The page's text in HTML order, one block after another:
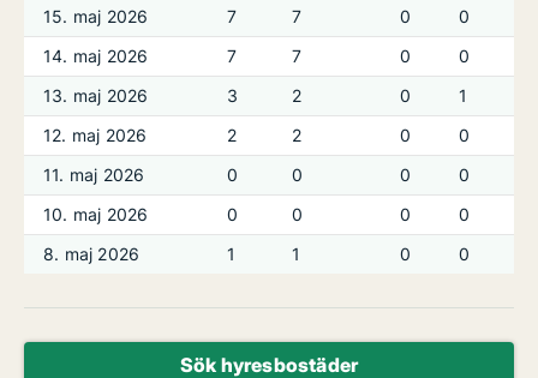
15. maj 2026
7 7 0
0
14. maj 2026
7 7 0
0
13. maj 2026
3 2 0
1
12. maj 2026
2 2 0
0
11. maj 2026
0 0 0
0
10. maj 2026
0 0 0
0
8. maj 2026
1 1 0 0
Sök hyresbostäder